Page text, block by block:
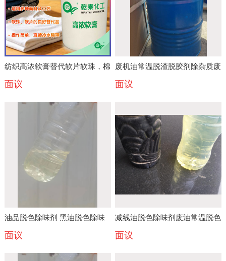
纺织高浓软膏替代软片软珠，棉
麻面料柔软蓬松手感升级
面议
废机油常温脱渣脱胶剂除杂质废
油脱渣脱水脱色
面议
油品脱色除味剂 黑油脱色除味
变黄白废油常温脱色变清
面议
减线油脱色除味剂废油常温脱色
去味
面议